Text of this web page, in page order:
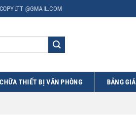
@GMAIL.COM
THIẾT BỊ VĂN PHÒNG BẢNG GIÁ